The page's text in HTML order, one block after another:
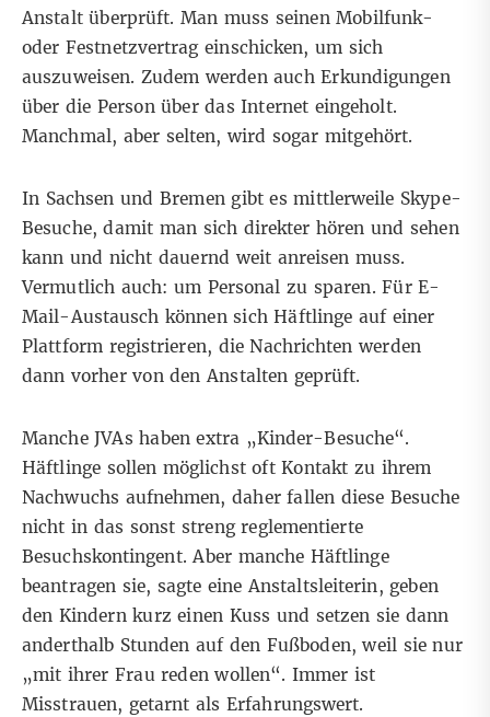
Anstalt überprüft. Man muss seinen Mobilfunk-
oder Festnetzvertrag einschicken, um sich
auszuweisen. Zudem werden auch Erkundigungen
über die Person über das Internet eingeholt.
Manchmal, aber selten, wird sogar mitgehört.
In Sachsen und Bremen gibt es mittlerweile Skype-
Besuche, damit man sich direkter hören und sehen
kann und nicht dauernd weit anreisen muss.
Vermutlich auch: um Personal zu sparen. Für E-
Mail-Austausch können sich Häftlinge auf einer
Plattform registrieren, die Nachrichten werden
dann vorher von den Anstalten geprüft.
Manche JVAs haben extra „Kinder-Besuche“.
Häftlinge sollen möglichst oft Kontakt zu ihrem
Nachwuchs aufnehmen, daher fallen diese Besuche
nicht in das sonst streng reglementierte
Besuchskontingent. Aber manche Häftlinge
beantragen sie, sagte eine Anstaltsleiterin, geben
den Kindern kurz einen Kuss und setzen sie dann
anderthalb Stunden auf den Fußboden, weil sie nur
„mit ihrer Frau reden wollen“. Immer ist
Misstrauen, getarnt als Erfahrungswert.